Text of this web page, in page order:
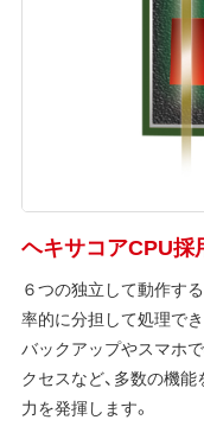
ヘキサコアCPU採
６つの独立して動作す
率的に分担して処理で
バックアップやスマホ
クセスなど、多数の機
力を発揮します。